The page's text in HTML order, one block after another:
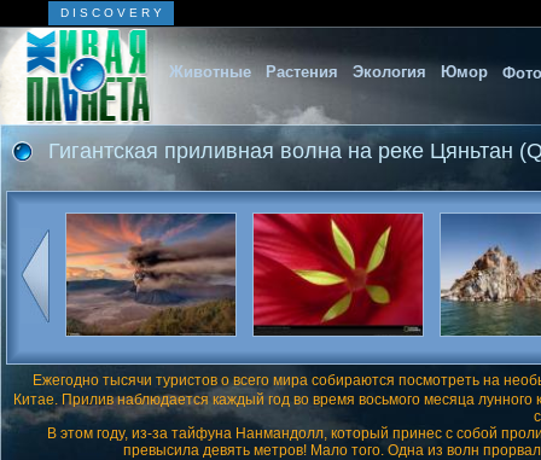
D I S C O V E R Y
Животные Растения Экология Юмор
Гигантская приливная волна на реке Цяньтан
Ежегодно тысячи туристов о всего мира собираются посмотреть на
Китае. Прилив наблюдается каждый год во время восьмого месяца
В этом году, из-за тайфуна Нанмандолл, который принес с собой
превысила девять метров! Мало того. Одна из волн